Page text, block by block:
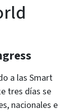
a las Smart
tres días se
nacionales e